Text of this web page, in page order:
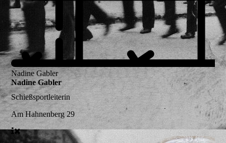
Nadine Gabler
Nadine Gabler
Schießsportleiterin
Am Hahnenberg 29